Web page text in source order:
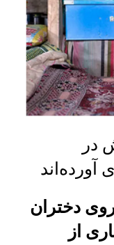
در
آورده‌اند
دختران
از